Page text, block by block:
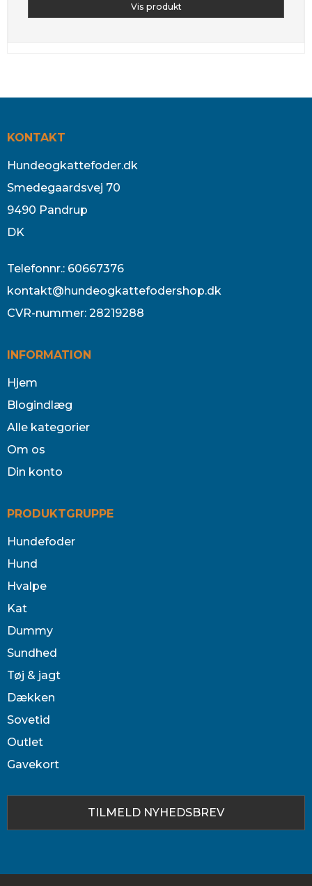
Vis produkt
KONTAKT
Hundeogkattefoder.dk
Smedegaardsvej 70
9490 Pandrup
DK
Telefonnr.: 60667376
kontakt@hundeogkattefodershop.dk
CVR-nummer: 28219288
INFORMATION
Hjem
Blogindlæg
Alle kategorier
Om os
Din konto
PRODUKTGRUPPE
Hundefoder
Hund
Hvalpe
Kat
Dummy
Sundhed
Tøj & jagt
Dækken
Sovetid
Outlet
Gavekort
TILMELD NYHEDSBREV